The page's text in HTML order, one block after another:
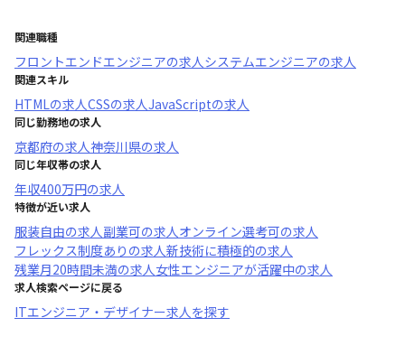
関連職種
フロントエンドエンジニアの求人システムエンジニアの求人
関連スキル
HTMLの求人CSSの求人JavaScriptの求人
同じ勤務地の求人
京都府の求人神奈川県の求人
同じ年収帯の求人
年収400万円の求人
特徴が近い求人
服装自由の求人副業可の求人オンライン選考可の求人
フレックス制度あり の求人新技術に積極的の求人
残業月20時間未満の求人女性エンジニアが活躍中の求人
求人検索ページに戻る
ITエンジニア・デザイナー求人を探す